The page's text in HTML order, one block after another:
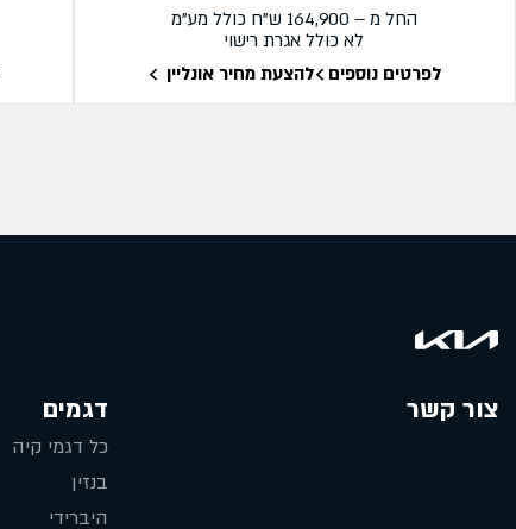
החל מ – 164,900 ש"ח כולל מע"מ
לא כולל אגרת רישוי
לפרטים נוספים
להצעת מחיר אונליין
צור קשר דגמים
כל דגמי קיה
בנזין
היברידי